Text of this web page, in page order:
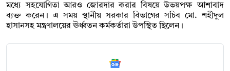
মধ্যে সহযোগিতা আরও জোরদার করার বিষয়ে উভয়পক্ষ আশাবাদ
ব্যক্ত করেন। এ সময় স্থানীয় সরকার বিভাগের সচিব মো. শহীদুল
হাসানসহ মন্ত্রণালয়ের ঊর্ধ্বতন কর্মকর্তারা উপস্থিত ছিলেন।